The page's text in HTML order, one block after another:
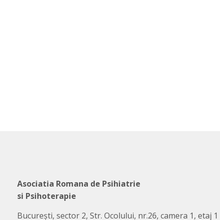
Asociatia Romana de Psihiatrie
si Psihoterapie
București, sector 2, Str. Ocolului, nr.26, camera 1, etaj 1